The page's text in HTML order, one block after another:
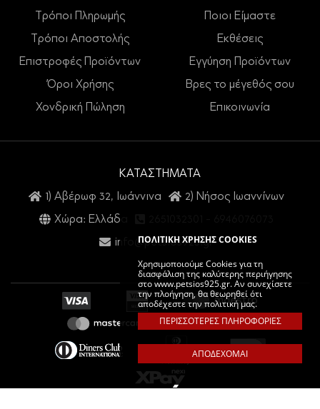
ΠΟΛΙΤΙΚΗ ΧΡΗΣΗΣ COOKIES
Χρησιμοποιούμε Cookies για τη
διασφάλιση της καλύτερης περιήγησης
στο www.petsios925.gr. Αν συνεχίσετε
την πλοήγηση, θα θεωρηθεί ότι
αποδέχεστε την πολιτική μας.
ΠΕΡΙΣΣΟΤΕΡΕΣ ΠΛΗΡΟΦΟΡΙΕΣ
ΑΠΟΔΕΧΟΜΑΙ
Τρόποι Πληρωμής
Τρόποι Αποστολής
Επιστροφές Προϊόντων
Όροι Χρήσης
Χονδρική Πώληση
Ποιοι Είμαστε
Εκθέσεις
Εγγύηση Προϊόντων
Βρες το μέγεθός σου
Επικοινωνία
ΚΑΤΑΣΤΗΜΑΤΑ
1) Αβέρωφ 32, Ιωάννινα
2) Νήσος Ιωαννίνων
Χώρα: Ελλάδα
info@petsios925.gr